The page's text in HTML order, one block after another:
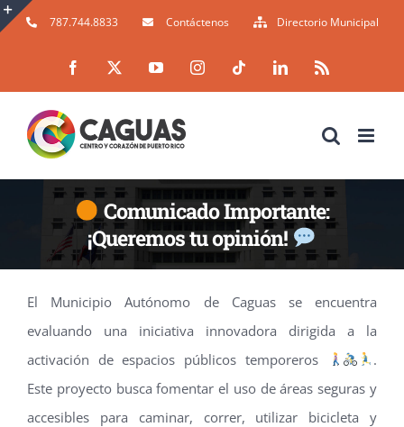
Skip
787.744.8833 Contáctenos Directorio Municipal
Facebook YouTubeInstagramTiktok LinkedIn
Comunicado Importante:
¡Queremos tu opinión!
El Municipio Autónomo de Caguas se encuentra
evaluando una iniciativa innovadora dirigida a la
activación de espacios públicos temporeros
.
Este proyecto busca fomentar el uso de áreas seguras y
accesibles para caminar, correr, utilizar bicicleta y